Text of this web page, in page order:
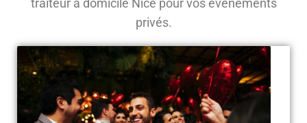
traiteur à domicile Nice pour vos évènements
privés.